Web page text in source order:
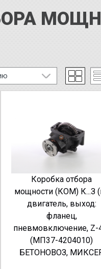
Коробка отбора
мощности (КОМ) К...З
двигатель, выход:
фланец,
пневмовключение, Z-
(МП37-4204010)
БЕТОНОВОЗ,